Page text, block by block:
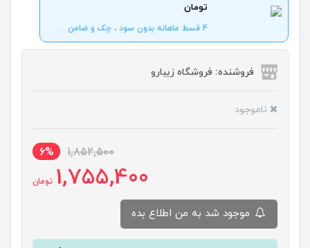
تومان
4 قسط ماهانه بدون سود ، چک و ضامن .
فروشنده: فروشگاه زیبارو
ناموجود
1,852,500
6%
1,755,400 تومان